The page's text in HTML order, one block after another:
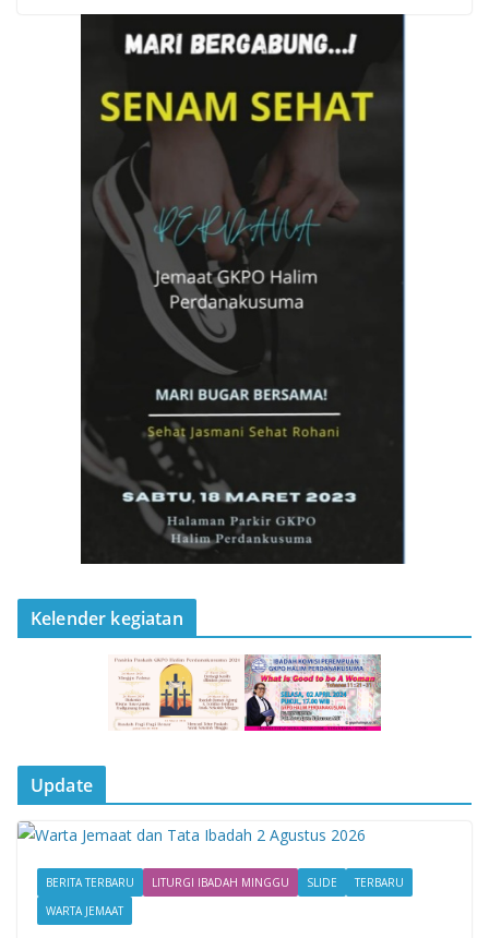
Kelender kegiatan
Update
BERITA TERBARU LITURGI IBADAH MINGGU SLIDE
TERBARU
WARTA JEMAAT